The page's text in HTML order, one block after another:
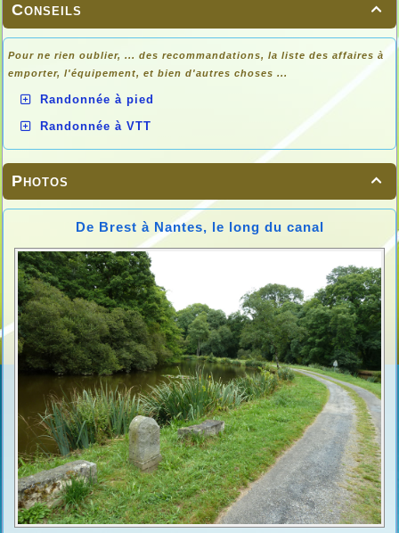

Conseils
Pour ne rien oublier, ... des recommandations, la liste des affaires à
emporter, l'équipement, et bien d'autres choses ...
Randonnée à pied
Randonnée à VTT

Photos
De Brest à Nantes, le long du canal